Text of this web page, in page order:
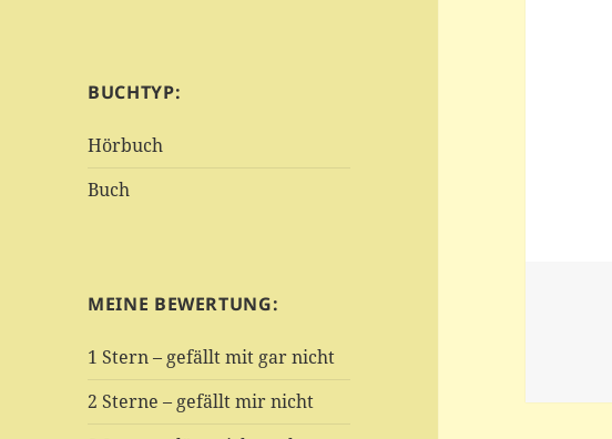
BUCHTYP:
Hörbuch
Buch
MEINE BEWERTUNG:
1 Stern – gefällt mit gar nicht
2 Sterne – gefällt mir nicht